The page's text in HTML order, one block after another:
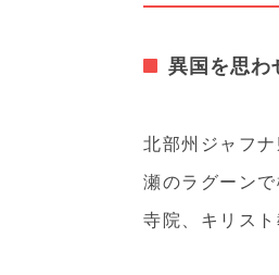
異国を思わ
北部州ジャフ
瀬のラグーン
寺院、キリス